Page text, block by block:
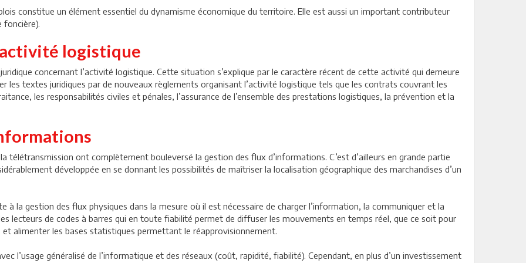
constitue un élément essentiel du dynamisme économique du territoire. Elle est aussi un important contributeur
foncière).
logistique
concernant l’activité logistique. Cette situation s’explique par le caractère récent de cette activité qui demeure
les textes juridiques par de nouveaux règlements organisant l’activité logistique tels que les contrats couvrant les
les responsabilités civiles et pénales, l’assurance de l’ensemble des prestations logistiques, la prévention et la
télétransmission ont complètement bouleversé la gestion des flux d’informations. C’est d’ailleurs en grande partie
développée en se donnant les possibilités de maîtriser la localisation géographique des marchandises d’un
la gestion des flux physiques dans la mesure où il est nécessaire de charger l’information, la communiquer et la
lecteurs de codes à barres qui en toute fiabilité permet de diffuser les mouvements en temps réel, que ce soit pour
alimenter les bases statistiques permettant le réapprovisionnement.
l’usage généralisé de l’informatique et des réseaux (coût, rapidité, fiabilité). Cependant, en plus d’un investissement